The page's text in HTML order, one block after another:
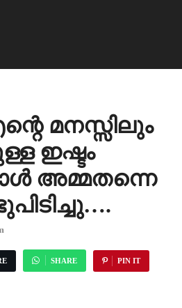
മനസ്സിലും
ഇഷ്ടം
അമ്മതന്നെ
SHARE PIN IT